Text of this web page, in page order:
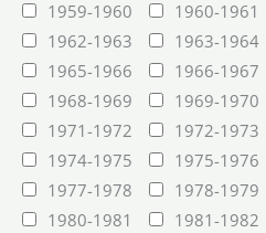
1959-1960
1960-1961
1962-1963
1963-1964
1965-1966
1966-1967
1968-1969
1969-1970
1971-1972
1972-1973
1974-1975
1975-1976
1977-1978
1978-1979
1980-1981
1981-1982